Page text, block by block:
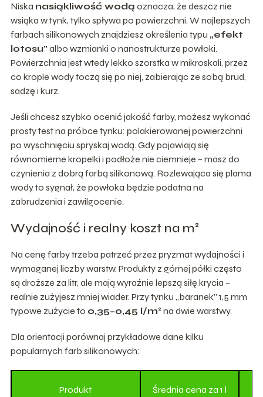
Niska nasiąkliwość wodą oznacza, że deszcz nie
wsiąka w tynk, tylko spływa po powierzchni. W najlepszych
farbach silikonowych znajdziesz określenia typu „efekt
lotosu” albo wzmianki o nanostrukturze powłoki.
Powierzchnia jest wtedy lekko szorstka w mikroskali, przez
co krople wody toczą się po niej, zabierając ze sobą brud,
sadzę i kurz.
Jeśli chcesz szybko ocenić jakość farby, możesz wykonać
prosty test na próbce tynku: polakierowanej powierzchni
po wyschnięciu spryskaj wodą. Gdy pojawiają się
równomierne kropelki i podłoże nie ciemnieje – masz do
czynienia z dobrą farbą silikonową. Rozlewająca się plama
wody to sygnał, że powłoka będzie podatna na
zabrudzenia i zawilgocenie.
Wydajność i realny koszt na m²
Na cenę farby trzeba patrzeć przez pryzmat wydajności i
wymaganej liczby warstw. Produkty z górnej półki często
są droższe za litr, ale mają wyraźnie lepszą siłę krycia –
realnie zużyjesz mniej wiader. Przy tynku „baranek” 1,5 mm
typowe zużycie to 0,35–0,45 l/m² na dwie warstwy.
Dla orientacji porównaj przykładowe dane kilku
popularnych farb silikonowych:
Produkt Średnia cena za 1 l